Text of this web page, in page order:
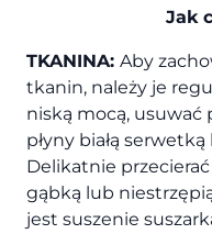
Jak
TKANINA: Aby
tkanin, należy je
niską mocą, usuwać
płyny białą
Delikatnie
gąbką lub
jest suszenie